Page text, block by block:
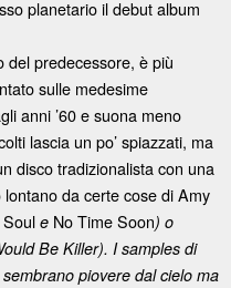
planetario il debut album
del predecessore, è più
sulle medesime
anni ’60 e suona meno
lascia un po’ spiazzati, ma
disco tradizionalista con una
da certe cose di Amy
e No Time Soon) o
Be Killer). I samples di
sembrano piovere dal cielo ma